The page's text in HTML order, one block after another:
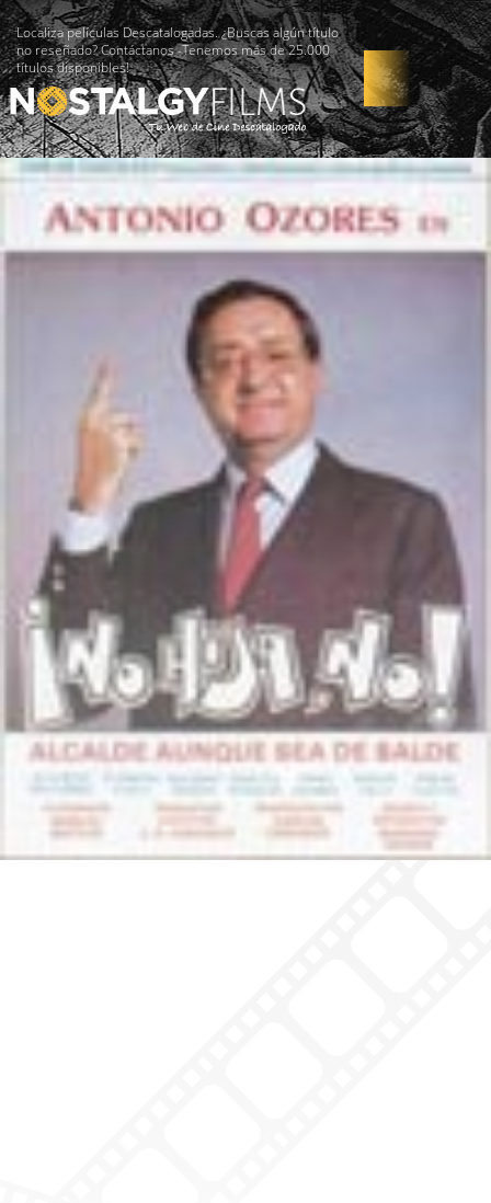
Localiza películas Descatalogadas. ¿Buscas algún título
no reseñado? Contáctanos -Tenemos más de 25.000
títulos disponibles!